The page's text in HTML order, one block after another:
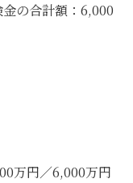
の合計額：6,000
万円／6,000万円